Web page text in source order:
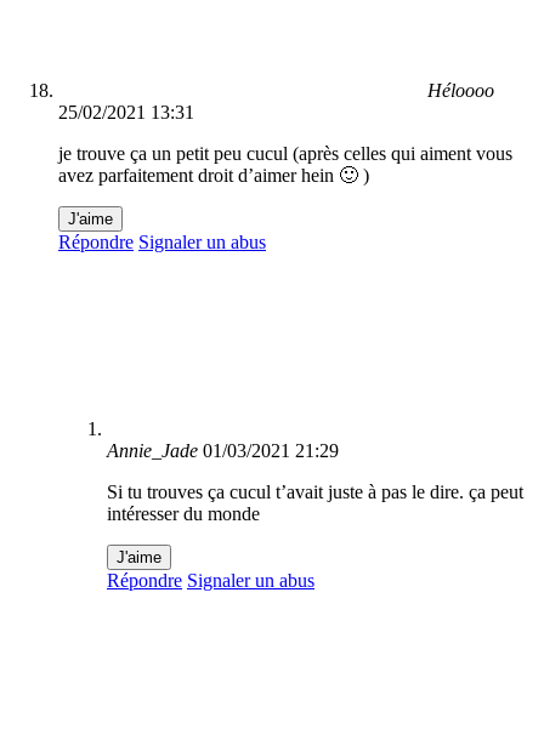
Héloooo
25/02/2021 13:31
je trouve ça un petit peu cucul (après celles qui aiment vous
avez parfaitement droit d’aimer hein 🙂 )
J'aime
Répondre Signaler un abus
Annie_Jade 01/03/2021 21:29
Si tu trouves ça cucul t’avait juste à pas le dire. ça peut
intéresser du monde
J'aime
Répondre Signaler un abus